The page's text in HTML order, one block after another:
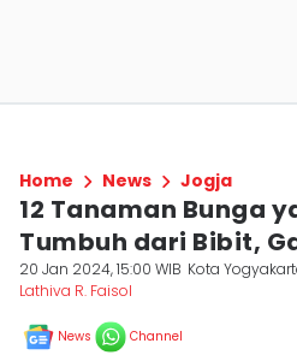
Home News Jogja
12 Tanaman Bunga
Tumbuh dari Bibit,
20 Jan 2024, 15:00 WIB Kota
Lathiva R. Faisol
News Channel